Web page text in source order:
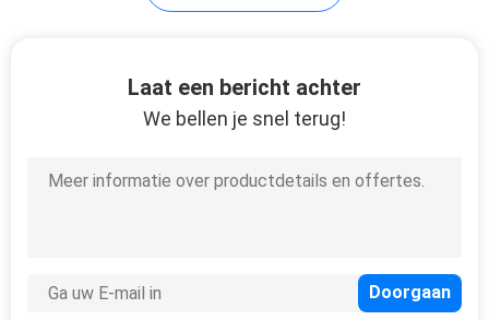
Laat een bericht achter
We bellen je snel terug!